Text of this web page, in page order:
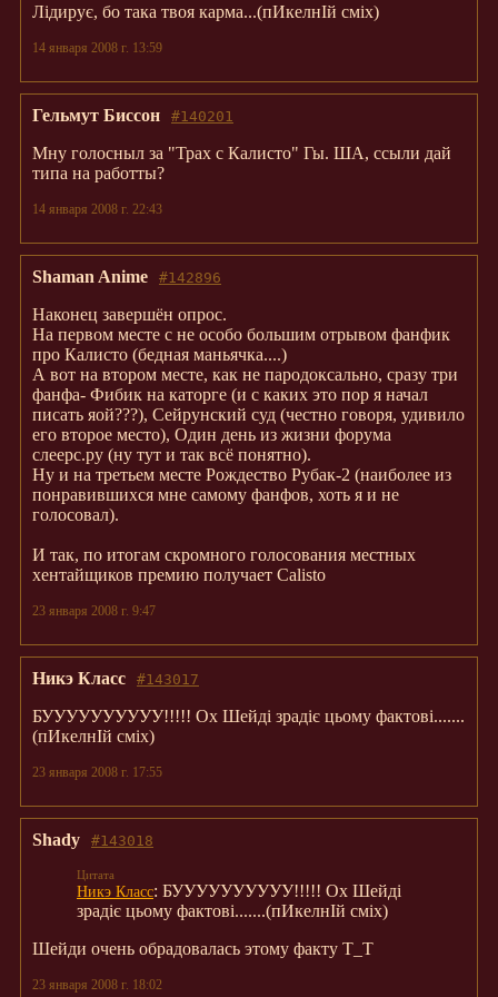
Лідирує, бо така твоя карма...(пИкелнІй сміх)
14 января 2008 г. 13:59
#140201
Гельмут Биссон
Мну голосныл за "Трах с Калисто" Гы. ША, ссыли дай
типа на работты?
14 января 2008 г. 22:43
#142896
Shaman Anime
Наконец завершён опрос.
На первом месте с не особо большим отрывом фанфик
про Калисто (бедная маньячка....)
А вот на втором месте, как не пародоксально, сразу три
фанфа- Фибик на каторге (и с каких это пор я начал
писать яой???), Сейрунский суд (честно говоря, удивило
его второе место), Один день из жизни форума
слеерс.ру (ну тут и так всё понятно).
Ну и на третьем месте Рождество Рубак-2 (наиболее из
понравившихся мне самому фанфов, хоть я и не
голосовал).
И так, по итогам скромного голосования местных
хентайщиков премию получает Calisto
23 января 2008 г. 9:47
#143017
Никэ Класс
БУУУУУУУУУУ!!!!! Ох Шейді зрадіє цьому фактові.......
(пИкелнІй сміх)
23 января 2008 г. 17:55
#143018
Shady
Никэ Класс: БУУУУУУУУУУ!!!!! Ох Шейді
зрадіє цьому фактові.......(пИкелнІй сміх)
Шейди очень обрадовалась этому факту Т_Т
23 января 2008 г. 18:02